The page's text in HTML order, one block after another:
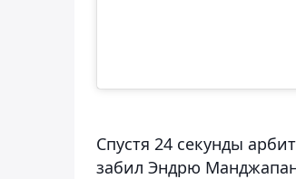
Спустя 24 секунды
забил Эндрю